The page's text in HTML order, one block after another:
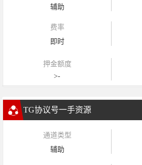
辅助
费率
即时
押金额度
>-
TG协议号一手资源
通道类型
辅助